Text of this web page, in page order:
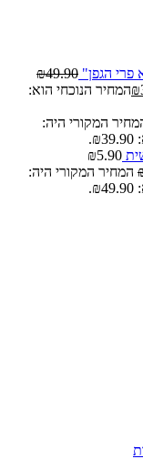
פרי הגפן" ₪49.90
₪המחיר הנוכחי הוא:
המקורי היה:
₪5.90
המחיר המקורי היה: